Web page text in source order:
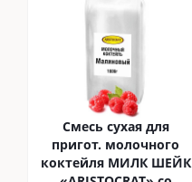
Смесь сухая для
пригот. молочного
коктейля МИЛК ШЕЙК